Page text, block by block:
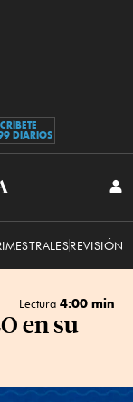
DIARIOS
REVISIÓN
Lectura 4:00 min
en su